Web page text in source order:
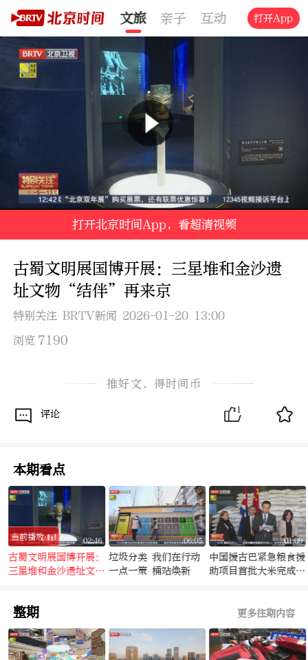
直播 评论 交通 文旅 亲子 互动 短视频
打开App
打开北京时间App，看超清视频
古蜀文明展国博开展：三星堆和金沙遗
址文物“结伴”再来京
特别关注 BRTV新闻 2026-01-20 13:00
浏览 7190
推好文，得时间币
评论 1
本期看点
02:46
当前播放
古蜀文明展国博开展：
三星堆和金沙遗址文
06:05
垃圾分类 我们在行动
一点一策 桶站焕新
01:09
中国援古巴紧急粮食援
助项目首批大米完成交
整期 更多往期内容